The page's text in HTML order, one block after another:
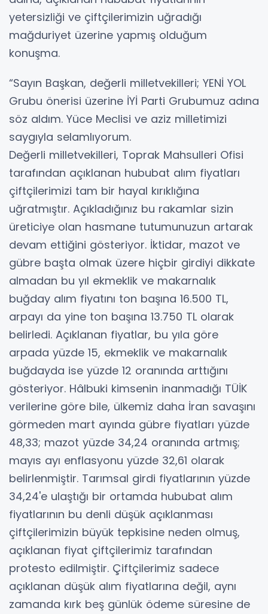
yetersizliği ve çiftçilerimizin uğradığı
mağduriyet üzerine yapmış olduğum
konuşma.
“Sayın Başkan, değerli milletvekilleri; YENİ YOL
Grubu önerisi üzerine İYİ Parti Grubumuz adına
söz aldım. Yüce Meclisi ve aziz milletimizi
saygıyla selamlıyorum.
Değerli milletvekilleri, Toprak Mahsulleri Ofisi
tarafından açıklanan hububat alım fiyatları
çiftçilerimizi tam bir hayal kırıklığına
uğratmıştır. Açıkladığınız bu rakamlar sizin
üreticiye olan hasmane tutumunuzun artarak
devam ettiğini gösteriyor. İktidar, mazot ve
gübre başta olmak üzere hiçbir girdiyi dikkate
almadan bu yıl ekmeklik ve makarnalık
buğday alım fiyatını ton başına 16.500 TL,
arpayı da yine ton başına 13.750 TL olarak
belirledi. Açıklanan fiyatlar, bu yıla göre
arpada yüzde 15, ekmeklik ve makarnalık
buğdayda ise yüzde 12 oranında arttığını
gösteriyor. Hâlbuki kimsenin inanmadığı TÜİK
verilerine göre bile, ülkemiz daha İran savaşını
görmeden mart ayında gübre fiyatları yüzde
48,33; mazot yüzde 34,24 oranında artmış;
mayıs ayı enflasyonu yüzde 32,61 olarak
belirlenmiştir. Tarımsal girdi fiyatlarının yüzde
34,24'e ulaştığı bir ortamda hububat alım
fiyatlarının bu denli düşük açıklanması
çiftçilerimizin büyük tepkisine neden olmuş,
açıklanan fiyat çiftçilerimiz tarafından
protesto edilmiştir. Çiftçilerimiz sadece
açıklanan düşük alım fiyatlarına değil, aynı
zamanda kırk beş günlük ödeme süresine de